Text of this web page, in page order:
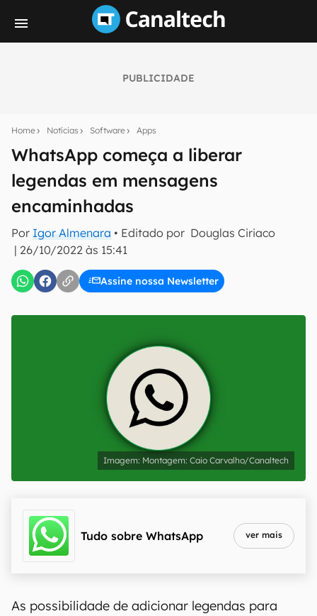
PUBLICIDADE
Home Notícias Software Apps
WhatsApp começa a liberar
legendas em mensagens
encaminhadas
Por Igor Almenara • Editado por Douglas Ciriaco
| 26/10/2022 às 15:41
Assine nossa Newsletter
notícias e reviews sobre tecnologia em primeira
mão.
E-mail
inscreva-se
Confirmo que li, aceito e concordo com os Termos de
Uso e Política de Privacidade do Canaltech.
Montagem: Caio Carvalho/Canaltech
Tudo sobre WhatsApp ver mais
As possibilidade de adicionar legendas para